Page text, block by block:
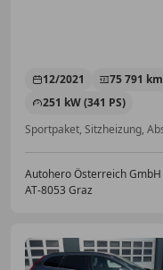
12/2021 75 791 km
251 kW (341 PS)
Autohero Österreich GmbH
AT-8053 Graz